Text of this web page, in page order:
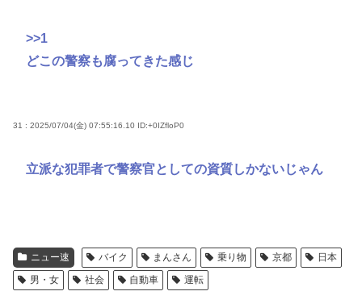
>>1
どこの警察も腐ってきた感じ
31 : 2025/07/04(金) 07:55:16.10 ID:+0IZfloP0
立派な犯罪者で警察官としての資質しかないじゃん
ニュー速 バイク まんさん 乗り物 京都
日本
男・女
社会 自動車 運転